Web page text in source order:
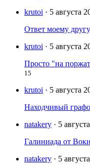
krutoi · 5 августа
Ответ моему
krutoi · 5 августа
Просто "на
15
krutoi · 5 августа
Находчивый
natakery · 5
Галиниада от
natakery · 5